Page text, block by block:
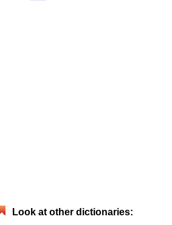
Look at other dictionaries: